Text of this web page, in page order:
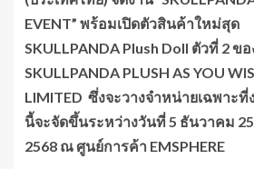
EVENT” พร้อมเปิดตัวสินค้าใหม่สุ
SKULLPANDA Plush Doll ตัวที่ 2 ข
SKULLPANDA PLUSH AS YOU
LIMITED ซึ่งจะวางจำหน่ายเฉพาะ
นี้จะจัดขึ้นระหว่างวันที่ 5 ธันวาคม
2568 ณ ศูนย์การค้า EMSPHERE